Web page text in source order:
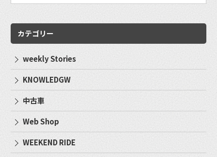
カテゴリー
weekly Stories
KNOWLEDGW
中古車
Web Shop
WEEKEND RIDE